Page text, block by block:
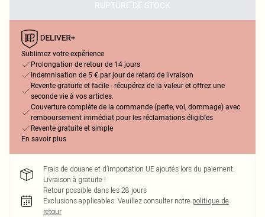
RUPTURE DE STOCK
Sublimez votre expérience
Prolongation de retour de 14 jours
Indemnisation de 5 € par jour de retard de livraison
Revente gratuite et facile - récupérez de la valeur et offrez une
seconde vie à vos articles.
Couverture complète de la commande (perte, vol, dommage) avec
remboursement immédiat pour les réclamations éligibles
Revente gratuite et simple
En savoir plus
Frais de douane et d’importation UE ajoutés lors du paiement.
Livraison à gratuite !
Retour possible dans les 28 jours
Exclusions applicables. Veuillez consulter notre politique de
retour